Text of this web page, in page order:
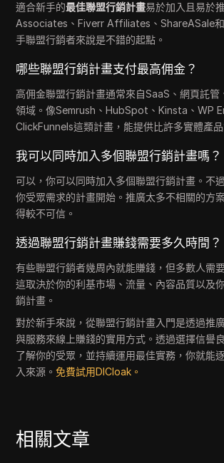
適合新手的最佳聯盟行銷計畫易於加入且易於
Associates、Fiverr Affiliates、ShareASale
手聯盟行銷者來說是不錯的起點。
哪些聯盟行銷計畫支付最高佣金？
高佣金聯盟行銷計畫通常來自SaaS、網頁託管
領域。像Semrush、HubSpot、Kinsta、WP
ClickFunnels這類計畫，能提供比許多實體產
我可以同時加入多個聯盟行銷計畫嗎？
可以，你可以同時加入多個聯盟行銷計畫。不
你受眾需求的計畫開始。推廣太多不相關的方
得較不可信。
透過聯盟行銷計畫賺錢需要多久時間？
有些聯盟行銷者幾周內就能賺錢，但多數人需
這取決於你的利基市場、流量、內容品質以及
銷計畫。
對於新手來說，從聯盟行銷計畫入門是透過推
與服務來線上賺錢的實用方式。透過選擇信譽
了解你的受眾，並持續運用最佳實務，你就能
入來源。免費試用DICloak。
相關文章